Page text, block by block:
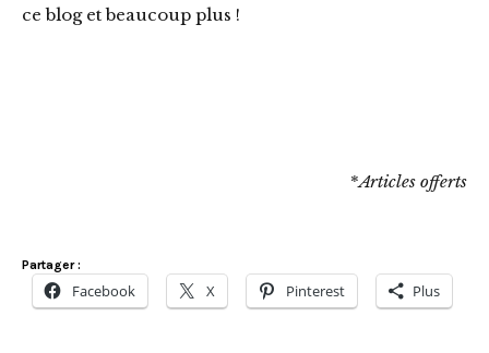
ce blog et beaucoup plus !
*Articles offerts
Partager :
Facebook X Pinterest Plus